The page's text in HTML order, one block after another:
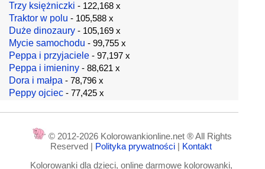
Trzy księżniczki - 122,168 x
Traktor w polu - 105,588 x
Duże dinozaury - 105,169 x
Mycie samochodu - 99,755 x
Peppa i przyjaciele - 97,197 x
Peppa i imieniny - 88,621 x
Dora i małpa - 78,796 x
Peppy ojciec - 77,425 x
© 2012-2026 Kolorowankionline.net ® All Rights
Reserved | Polityka prywatności | Kontakt
Kolorowanki dla dzieci, online darmowe kolorowanki,